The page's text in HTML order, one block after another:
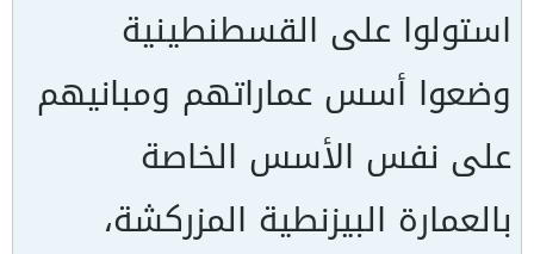
استولوا على القسطنطينية
وضعوا أسس عماراتهم ومبانيهم
على نفس الأسس الخاصة
بالعمارة البيزنطية المزركشة،